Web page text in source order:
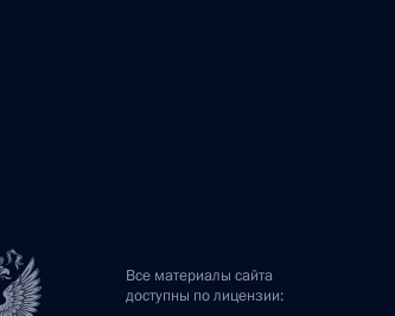
Все материалы сайта
доступны по лицензии: